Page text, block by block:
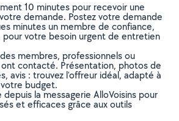
10 minutes pour recevoir une
demande. Postez votre demande
minutes un membre de confiance,
pour votre besoin urgent de entretien
membres, professionnels ou
ont contacté. Présentation, photos de
avis : trouvez l'offreur idéal, adapté à
budget.
la messagerie AlloVoisins pour
et efficaces grâce aux outils